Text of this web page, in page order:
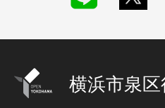
横浜市泉区